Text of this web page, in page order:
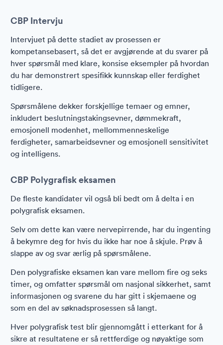
CBP Intervju
Intervjuet på dette stadiet av prosessen er
kompetansebasert, så det er avgjørende at du svarer på
hver spørsmål med klare, konsise eksempler på hvordan
du har demonstrert spesifikk kunnskap eller ferdighet
tidligere.
Spørsmålene dekker forskjellige temaer og emner,
inkludert beslutningstakingsevner, dømmekraft,
emosjonell modenhet, mellommenneskelige
ferdigheter, samarbeidsevner og emosjonell sensitivitet
og intelligens.
CBP Polygrafisk eksamen
De fleste kandidater vil også bli bedt om å delta i en
polygrafisk eksamen.
Selv om dette kan være nervepirrende, har du ingenting
å bekymre deg for hvis du ikke har noe å skjule. Prøv å
slappe av og svar ærlig på spørsmålene.
Den polygrafiske eksamen kan vare mellom fire og seks
timer, og omfatter spørsmål om nasjonal sikkerhet, samt
informasjonen og svarene du har gitt i skjemaene og
som en del av søknadsprosessen så langt.
Hver polygrafisk test blir gjennomgått i etterkant for å
sikre at resultatene er så rettferdige og nøyaktige som